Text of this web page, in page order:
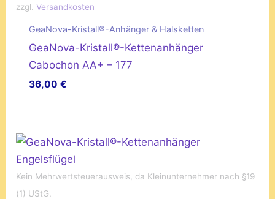
zzgl.Versandkosten
GeaNova-Kristall®-Anhänger & Halsketten
GeaNova-Kristall®-Kettenanhänger
Cabochon AA+ – 177
36,00 €
Kein Mehrwertsteuerausweis, da Kleinunternehmer nach §19
(1) UStG.